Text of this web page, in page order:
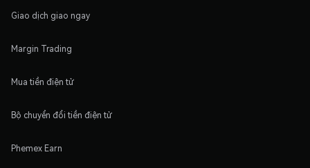
Giao dịch giao ngay
Margin Trading
Mua tiền điện tử
Bộ chuyển đổi tiền điện tử
Phemex Earn